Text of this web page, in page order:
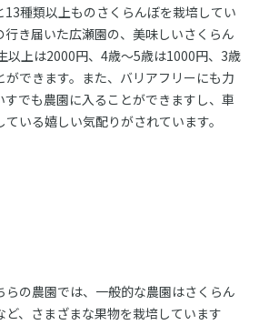
13種類以上ものさくらんぼを栽培してい
行き届いた広瀬園の、美味しいさくらん
以上は2000円、4歳～5歳は1000円、3歳
できます。また、バリアフリーにも力
すでも農園に入ることができますし、車
いる嬉しい気配りがされています。
らの農園では、一般的な農園はさくらん
ど、さまざまな果物を栽培しています